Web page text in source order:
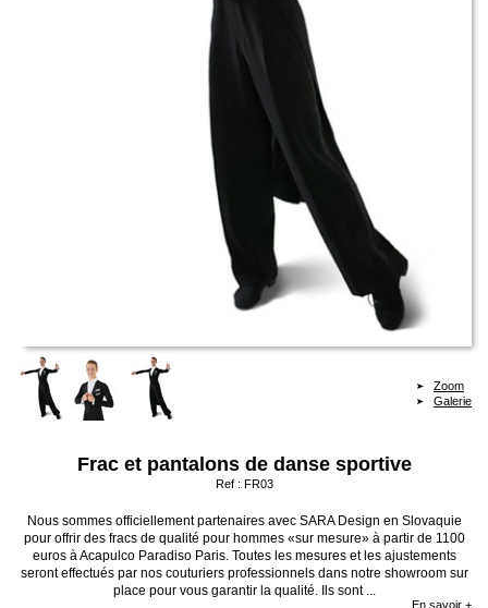
Zoom
Galerie
Frac et pantalons de danse sportive
Ref : FR03
Nous sommes officiellement partenaires avec SARA Design en Slovaquie
pour offrir des fracs de qualité pour hommes «sur mesure» à partir de 1100
euros à Acapulco Paradiso Paris. Toutes les mesures et les ajustements
seront effectués par nos couturiers professionnels dans notre showroom sur
place pour vous garantir la qualité. Ils sont ...
En savoir +